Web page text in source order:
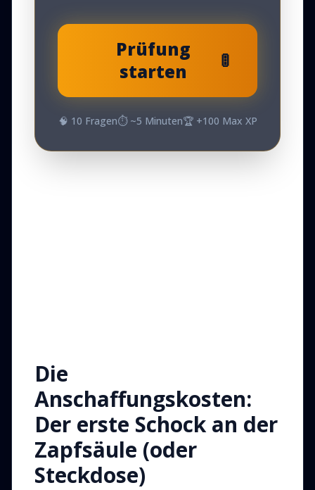
Prüfung
starten
🚦
🧠 10 Fragen⏱️ ~5 Minuten🏆 +100 Max XP
Die
Anschaffungskosten:
Der erste Schock an der
Zapfsäule (oder
Steckdose)